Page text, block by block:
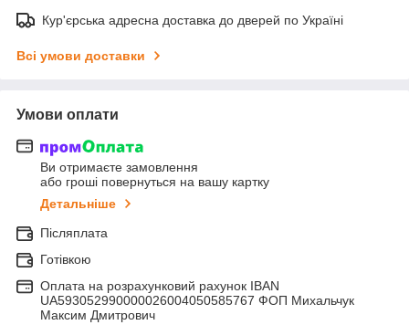
Кур'єрська адресна доставка до дверей по Україні
Всі умови доставки
Умови оплати
Ви отримаєте замовлення
або гроші повернуться на вашу картку
Детальніше
Післяплата
Готівкою
Оплата на розрахунковий рахунок IBAN
UA593052990000026004050585767 ФОП Михальчук
Максим Дмитрович